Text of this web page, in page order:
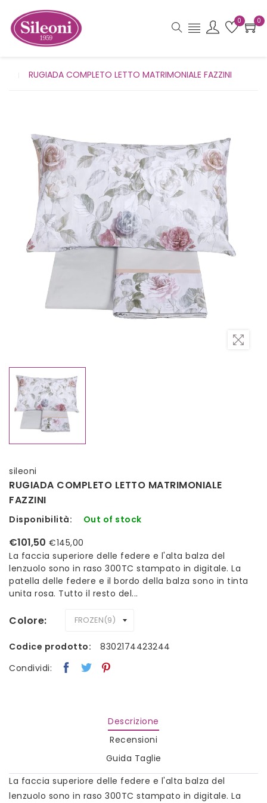
0 0
RUGIADA COMPLETO LETTO MATRIMONIALE FAZZINI
sileoni
RUGIADA COMPLETO LETTO MATRIMONIALE
FAZZINI
Disponibilità: Out of stock
€101,50 €145,00
La faccia superiore delle federe e l'alta balza del
lenzuolo sono in raso 300TC stampato in digitale. La
patella delle federe e il bordo della balza sono in tinta
unita rosa. Tutto il resto del...
Colore
Codice prodotto:
8302174423244
Condividi:
Descrizione
Recensioni
Guida Taglie
La faccia superiore delle federe e l'alta balza del
lenzuolo sono in raso 300TC stampato in digitale. La